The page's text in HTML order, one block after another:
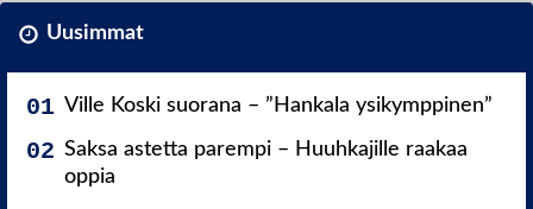
Uusimmat
Ville Koski suorana – ”Hankala ysikymppinen”
Saksa astetta parempi – Huuhkajille raakaa
oppia